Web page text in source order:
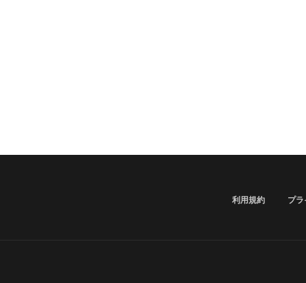
利用規約 プ